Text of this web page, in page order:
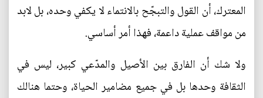
المعترك، أن القول والتبجّح بالانتماء لا يكفي وحده، بل لابد
من مواقف عملية داعمة، فهذا أمر أساسي.
ولا شك أن الفارق بين الأصيل والمدّعي كبير، ليس في
الثقافة وحدها بل في جميع مضامير الحياة، وحتما هنالك